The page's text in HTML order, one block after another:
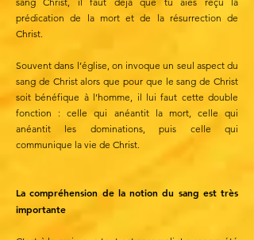
prédication de la mort et de la résurrection de
Christ.
Souvent dans l’église, on invoque un seul aspect du
sang de Christ alors que pour que le sang de Christ
soit bénéfique à l’homme, il lui faut cette double
fonction : celle qui anéantit la mort, celle qui
anéantit les dominations, puis celle qui
communique la vie de Christ.
La compréhension de la notion du sang est très
importante